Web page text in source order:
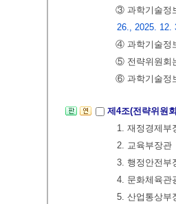
③ 과학기술정
26., 2025. 12.
④ 과학기술정
⑤ 전략위원회
⑥ 과학기술정
제4조(전략위원
1. 재정경제부
2. 교육부장관
3. 행정안전부
4. 문화체육관
5. 산업통상부